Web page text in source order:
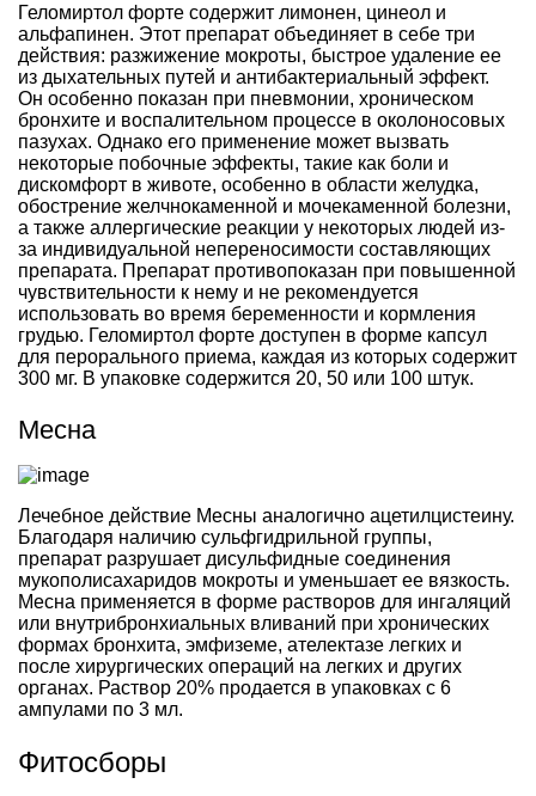
Геломиртол форте содержит лимонен, цинеол и
альфапинен. Этот препарат объединяет в себе три
действия: разжижение мокроты, быстрое удаление ее
из дыхательных путей и антибактериальный эффект.
Он особенно показан при пневмонии, хроническом
бронхите и воспалительном процессе в околоносовых
пазухах. Однако его применение может вызвать
некоторые побочные эффекты, такие как боли и
дискомфорт в животе, особенно в области желудка,
обострение желчнокаменной и мочекаменной болезни,
а также аллергические реакции у некоторых людей из-
за индивидуальной непереносимости составляющих
препарата. Препарат противопоказан при повышенной
чувствительности к нему и не рекомендуется
использовать во время беременности и кормления
грудью. Геломиртол форте доступен в форме капсул
для перорального приема, каждая из которых содержит
300 мг. В упаковке содержится 20, 50 или 100 штук.
Месна
Лечебное действие Месны аналогично ацетилцистеину.
Благодаря наличию сульфгидрильной группы,
препарат разрушает дисульфидные соединения
мукополисахаридов мокроты и уменьшает ее вязкость.
Месна применяется в форме растворов для ингаляций
или внутрибронхиальных вливаний при хронических
формах бронхита, эмфиземе, ателектазе легких и
после хирургических операций на легких и других
органах. Раствор 20% продается в упаковках с 6
ампулами по 3 мл.
Фитосборы